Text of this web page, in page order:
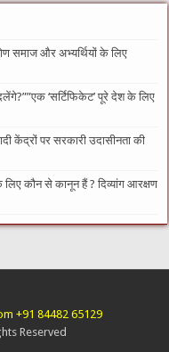
समाज और अभ्यर्थियों के लिए
‘सर्टिफिकेट’ पूरे देश के लिए
केंद्रों पर सरकारी उदासीनता की
लिए कौन से कानून हैं ? दिव्यांग आरक्षण
+91 84482 65129
Reserved